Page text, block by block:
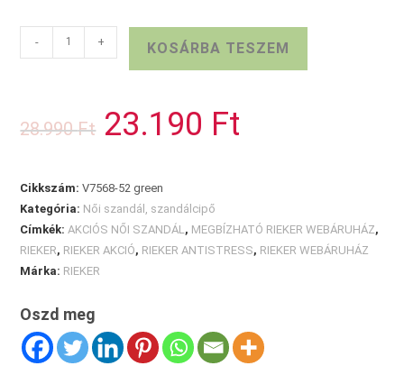
női
mennyiség
- + KOSÁRBA TESZEM
28.990Ft
Original
price
was:
23.190 Ft
Cikkszám:V7568-52 green
Kategória: Női szandál, szandálcipő
Címkék: AKCIÓS NŐI SZANDÁL , MEGBÍZHATÓ RIEKER WEBÁRUHÁZ,
RIEKER, RIEKER AKCIÓ, RIEKER ANTISTRESS, RIEKER WEBÁRUHÁZ
Márka: RIEKER
Oszd meg